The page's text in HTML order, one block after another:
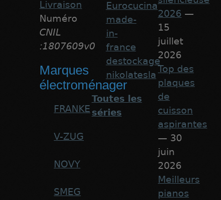
Livraison
Numéro
CNIL
:1807609v0
Marques
électroménager
FRANKE
V-ZUG
NOVY
SMEG
Eurocucina
made-
in-
france
destockage
nikolatesla
Toutes les
séries
2026 —
15
juillet
2026
Top des
plaques
de
cuisson
aspirantes
— 30
juin
2026
Meilleurs
pianos